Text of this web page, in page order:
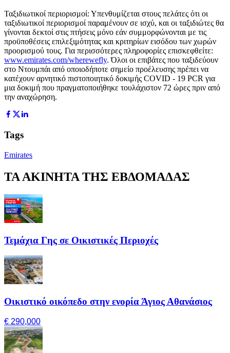
Ταξιδιωτικοί περιορισμοί: Υπενθυμίζεται στους πελάτες ότι οι
ταξιδιωτικοί περιορισμοί παραμένουν σε ισχύ, και οι ταξιδιώτες θα
γίνονται δεκτοί στις πτήσεις μόνο εάν συμμορφώνονται με τις
προϋποθέσεις επιλεξιμότητας και κριτηρίων εισόδου των χωρών
προορισμού τους. Για περισσότερες πληροφορίες επισκεφθείτε:
www.emirates.com/wherewefly. Όλοι οι επιβάτες που ταξιδεύουν
στο Ντουμπάι από οποιοδήποτε σημείο προέλευσης πρέπει να
κατέχουν αρνητικό πιστοποιητικό δοκιμής COVID ‑ 19 PCR για
μια δοκιμή που πραγματοποιήθηκε τουλάχιστον 72 ώρες πριν από
την αναχώρηση.
Tags
Emirates
ΤΑ ΑΚΙΝΗΤΑ ΤΗΣ ΕΒΔΟΜΑΔΑΣ
Τεμάχια Γης σε Οικιστικές Περιοχές
Οικιστικό οικόπεδο στην ενορία Άγιος Αθανάσιος
€ 290,000